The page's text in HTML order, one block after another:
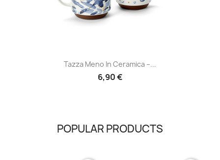
Tazza Meno In Ceramica –...
6,90 €
POPULAR PRODUCTS